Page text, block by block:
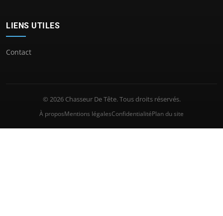
LIENS UTILES
Contact
© 2026 Chasseur De Tête. Tous droits réservés.
À proposMentions légalesConfidentialitéPlan du site